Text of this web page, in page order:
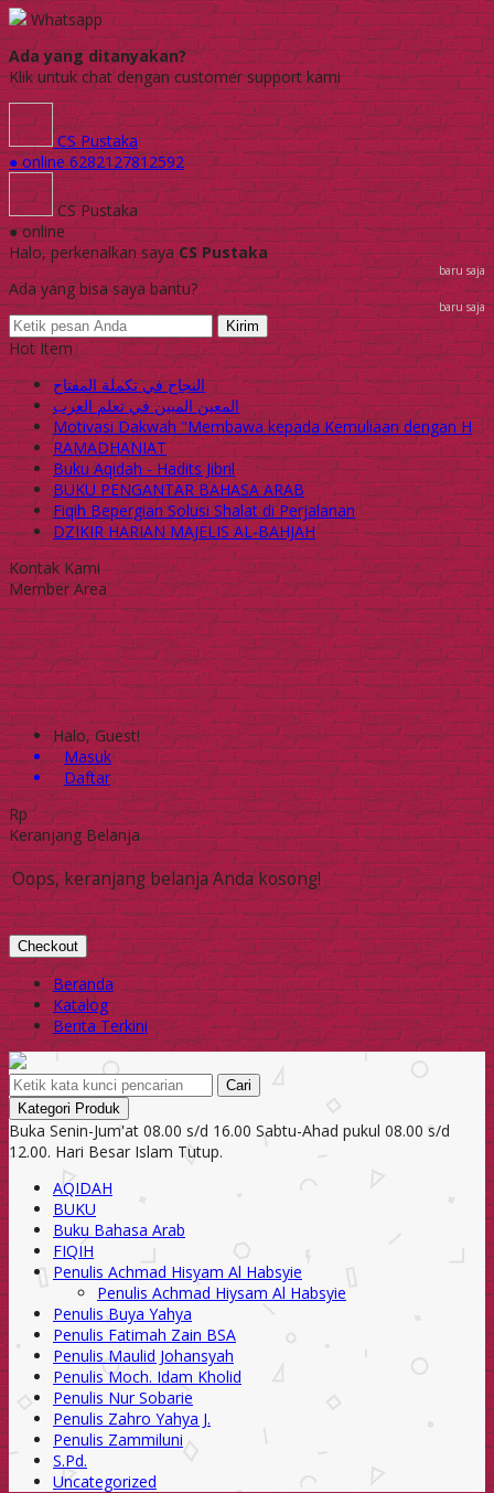
Whatsapp
Ada yang ditanyakan?
Klik untuk chat dengan customer support kami
CS Pustaka
● online 6282127812592
CS Pustaka
● online
Halo, perkenalkan sayaCS Pustaka
baru saja
Ada yang bisa saya bantu?
baru saja
Kirim
Hot Item
النجاح في تكملة المفتاح
المعين المبين في تعلم العرب
Motivasi Dakwah "Membawa kepada Kemuliaan dengan H
RAMADHANIAT
Buku Aqidah - Hadits Jibril
BUKU PENGANTAR BAHASA ARAB
Fiqih Bepergian Solusi Shalat di Perjalanan
DZIKIR HARIAN MAJELIS AL-BAHJAH
Kontak Kami
Member Area
Halo, Guest!
Masuk
Daftar
Rp
Keranjang Belanja
Oops, keranjang belanja Anda kosong!
Checkout
Beranda
Katalog
Berita Terkini
Cari
Kategori Produk
Buka Senin-Jum'at 08.00 s/d 16.00 Sabtu-Ahad pukul 08.00 s/d
12.00. Hari Besar Islam Tutup.
AQIDAH
BUKU
Buku Bahasa Arab
FIQIH
Penulis Achmad Hisyam Al Habsyie
Penulis Achmad Hiysam Al Habsyie
Penulis Buya Yahya
Penulis Fatimah Zain BSA
Penulis Maulid Johansyah
Penulis Moch. Idam Kholid
Penulis Nur Sobarie
Penulis Zahro Yahya J.
Penulis Zammiluni
S.Pd.
Uncategorized